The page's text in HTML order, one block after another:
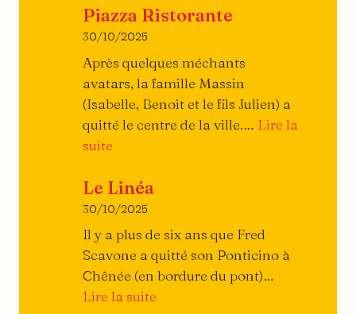
Piazza Ristorante
30/10/2025
Après quelques méchants
avatars, la famille Massin
(Isabelle, Benoit et le fils Julien) a
quitté le centre de la ville.… Lire la
suite
Ristorante
Le Linéa
30/10/2025
Il y a plus de six ans que Fred
Scavone a quitté son Ponticino à
Chênée (en bordure du pont)…
Lire la suite